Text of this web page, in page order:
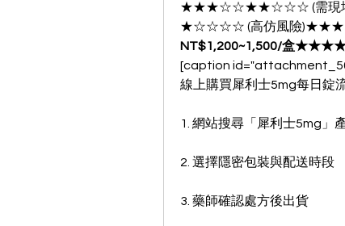
★★★☆☆★★☆☆☆ (需現場取
★☆☆☆☆ (高仿風險
NT$1,200~1,500/盒
[caption
線上購買犀利士5mg每日錠
1. 網站搜尋「犀利士5mg」
2. 選擇隱密包裝與配送時段
3. 藥師確認處方後出貨